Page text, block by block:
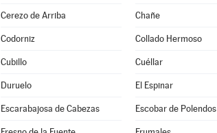
Cerezo de Arriba Chañe
Codorniz Collado Hermoso
Cubillo Cuéllar
Duruelo El Espinar
Escarabajosa de Cabezas Escobar de Polendos